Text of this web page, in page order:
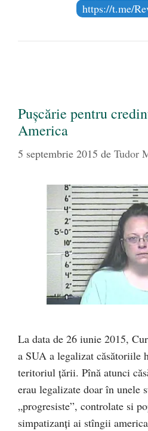
https://t.me/
Pușcărie pentru
America
5 septembrie 2015 de Tudor
La data de 26 iunie 2015,
a SUA a legalizat căsătoriile
teritoriul țării. Pînă atunci
erau legalizate doar în unele
„progresiste”, controlate si
simpatizanți ai stîngii